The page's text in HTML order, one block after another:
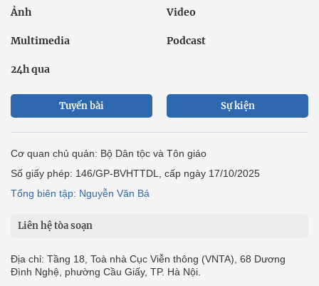
Ảnh Video
Multimedia Podcast
24h qua
Tuyến bài Sự kiện
Cơ quan chủ quản: Bộ Dân tộc và Tôn giáo
Số giấy phép: 146/GP-BVHTTDL, cấp ngày 17/10/2025
Tổng biên tập: Nguyễn Văn Bá
Liên hệ tòa soạn
Địa chỉ: Tầng 18, Toà nhà Cục Viễn thông (VNTA), 68 Dương
Đình Nghệ, phường Cầu Giấy, TP. Hà Nội.